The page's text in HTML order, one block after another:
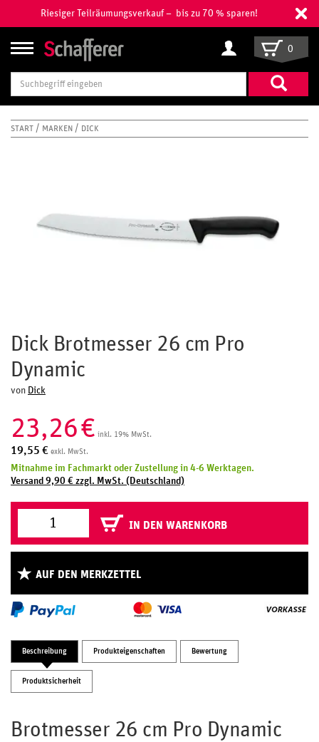
Riesiger Teilräumungsverkauf – bis zu 70 % sparen!
Suchbegriff
eingeben
0
START MARKEN DICK
Dick Brotmesser 26 cm Pro
Dynamic
von Dick
23,26€ inkl. 19% MwSt.
19,55 € exkl. MwSt.
Mitnahme im Fachmarkt oder Zustellung in 4-6 Werktagen.
Versand 9,90 € zzgl. MwSt. (Deutschland)
IN DEN WARENKORB
AUF DEN MERKZETTEL
Beschreibung Produkteigenschaften Bewertung
Produktsicherheit
Brotmesser 26 cm Pro Dynamic